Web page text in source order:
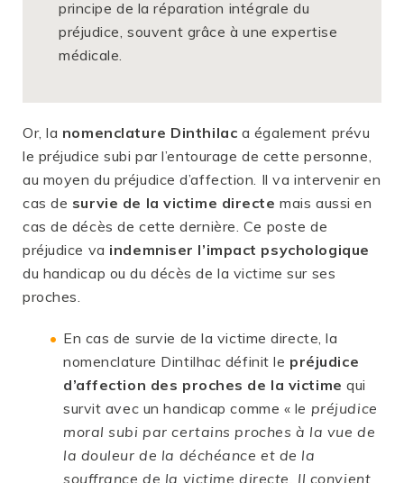
principe de la réparation intégrale du
préjudice, souvent grâce à une expertise
médicale.
Or, la nomenclature Dinthilac a également prévu
le préjudice subi par l’entourage de cette personne,
au moyen du préjudice d’affection. Il va intervenir en
cas de survie de la victime directe mais aussi en
cas de décès de cette dernière. Ce poste de
préjudice va indemniser l’impact psychologique
du handicap ou du décès de la victime sur ses
proches.
En cas de survie de la victime directe, la
nomenclature Dintilhac définit le préjudice
d’affection des proches de la victime qui
survit avec un handicap comme « le préjudice
moral subi par certains proches à la vue de
la douleur de la déchéance et de la
souffrance de la victime directe. Il convient